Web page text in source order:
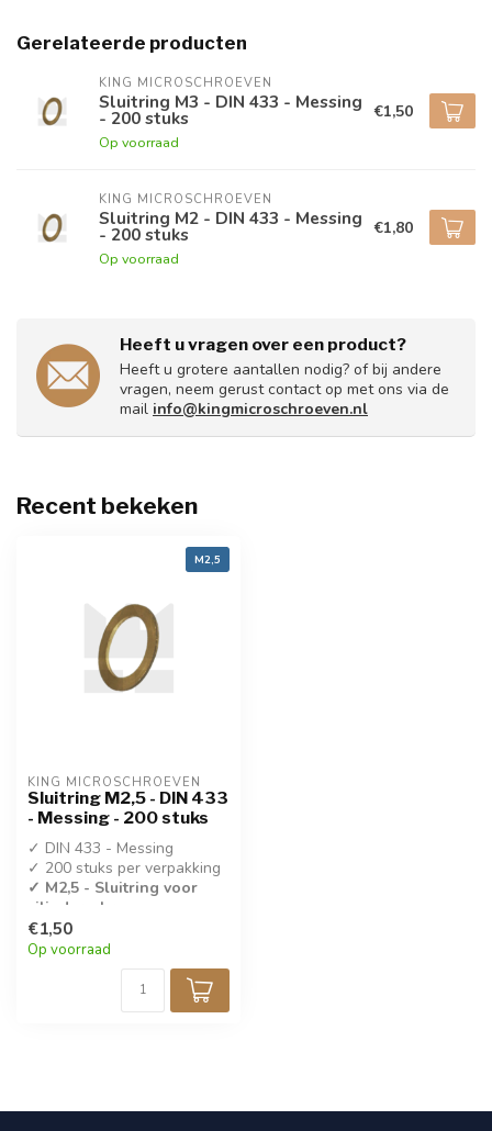
Gerelateerde producten
KING MICROSCHROEVEN
Sluitring M3 - DIN 433 - Messing
- 200 stuks
Op voorraad
€1,50
KING MICROSCHROEVEN
Sluitring M2 - DIN 433 - Messing
- 200 stuks
Op voorraad
€1,80
Heeft u vragen over een product?
Heeft u grotere aantallen nodig? of bij andere
vragen, neem gerust contact op met ons via de
mail info@kingmicroschroeven.nl
Recent bekeken
M2,5
KING MICROSCHROEVEN
Sluitring M2,5 - DIN 433
- Messing - 200 stuks
✓ DIN 433 - Messing
✓ 200 stuks per verpakking
✓ M2,5 - Sluitring voor
cilinderschroeven
€1,50
Op voorraad